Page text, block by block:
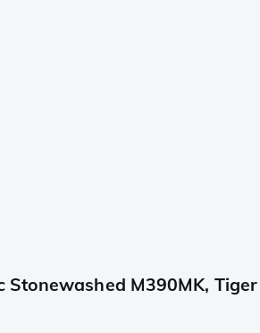
M390MK,